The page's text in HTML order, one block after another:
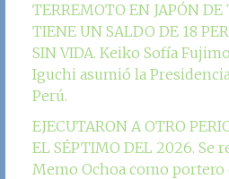
TERREMOTO EN JAPÓN DE
TIENE UN SALDO DE 18
SIN VIDA. Keiko Sofía
Iguchi asumió la
Perú.
EJECUTARON A OTRO
EL SÉPTIMO DEL 2026. Se
Memo Ochoa como portero